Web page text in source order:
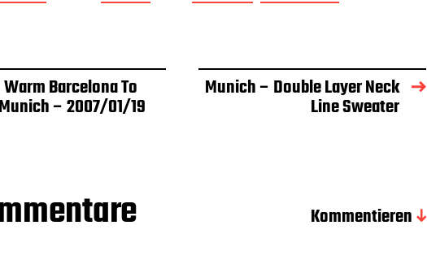
Barcelona To
– 2007/01/19
Munich – Double Layer Neck
Line Sweater
Kommentieren